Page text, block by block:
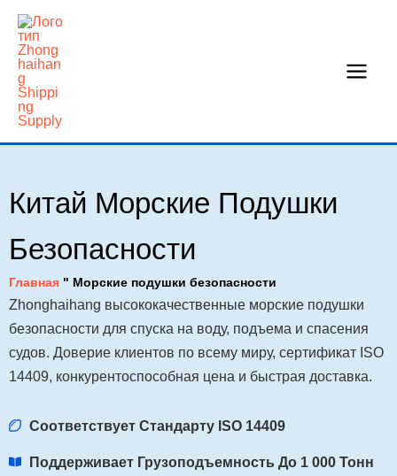
Перейти
содержанию
Китай Морские Подушки
Безопасности
Главная " Морские подушки безопасности
Zhonghaihang высококачественные морские подушки
безопасности для спуска на воду, подъема и спасения
судов. Доверие клиентов по всему миру, сертификат ISO
14409, конкурентоспособная цена и быстрая доставка.
Соответствует Стандарту ISO 14409
Поддерживает Грузоподъемность До 1 000 Тонн